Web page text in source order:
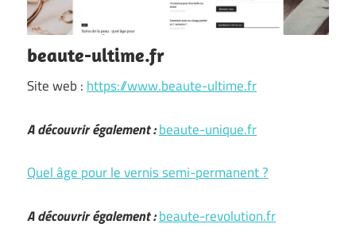
beaute-ultime.fr
Site web : https://www.beaute-ultime.fr
A découvrir également :beaute-unique.fr
Quel âge pour le vernis semi-permanent ?
A découvrir également :beaute-revolution.fr